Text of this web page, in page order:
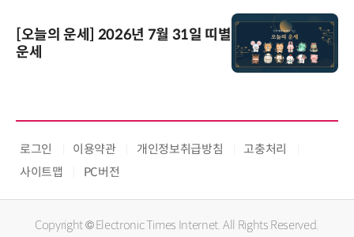
[오늘의 운세] 2026년 7월 31일 띠별
운세
로그인 이용약관 개인정보취급방침
고충처리
사이트맵
PC버전
Copyright © Electronic Times Internet. All Rights Reserved.